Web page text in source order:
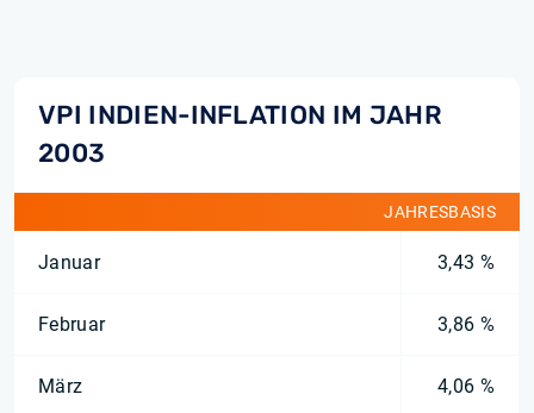
VPI INDIEN-INFLATION IM JAHR
2003
JAHRESBASIS
Januar 3,43 %
Februar 3,86 %
März 4,06 %